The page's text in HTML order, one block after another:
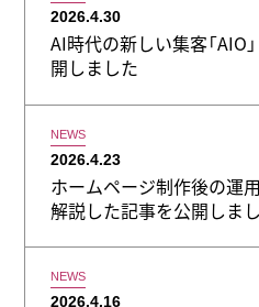
2026.4.30
AI時代の新しい集客「AIO
開しました
NEWS
2026.4.23
ホームページ制作後の運
解説した記事を公開しま
NEWS
2026.4.16